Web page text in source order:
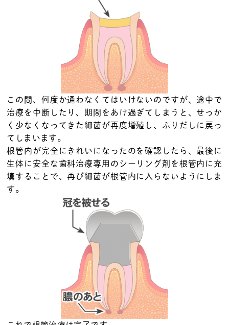
この間、何度か通わなくてはいけないのですが、途中で
治療を中断したり、期間をあけ過ぎてしまうと、せっか
く少なくなってきた細菌が再度増殖し、ふりだしに戻っ
てしまいます。
根管内が完全にきれいになったのを確認したら、最後に
生体に安全な歯科治療専用のシーリング剤を根管内に充
填することで、再び細菌が根管内に入らないようにしま
す。